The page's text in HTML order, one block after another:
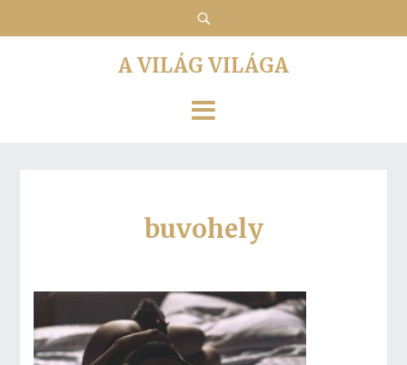
A VILÁG VILÁGA
buvohely